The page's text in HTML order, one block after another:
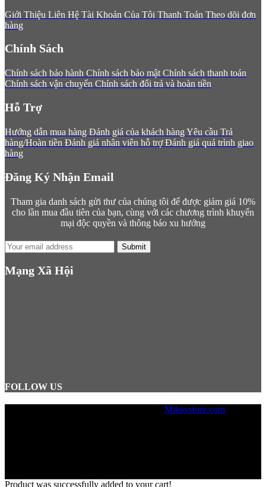
Giới Thiệu Liên Hệ Tài Khoản Của Tôi Thanh Toán Theo dõi đơn
hàng
Chính Sách
Chính sách bảo hành Chính sách bảo mật Chính sách thanh toán
Chính sách vận chuyển Chính sách đổi trả và hoàn tiền
Hỗ Trợ
Hướng dẫn mua hàng Đánh giá của khách hàng Yêu cầu Trả
hàng/Hoàn tiền Đánh giá nhân viên hỗ trợ Đánh giá quá trình giao
hàng
Đăng Ký Nhận Email
Tham gia danh sách gửi thư của chúng tôi để được giảm giá 10%
cho lần mua đầu tiên của bạn, cùng với các chương trình khuyến
mại độc quyền và thông báo xu hướng
Submit
Mạng Xã Hội
FOLLOW US
Mikaystore.com
Product was successfully added to your cart!